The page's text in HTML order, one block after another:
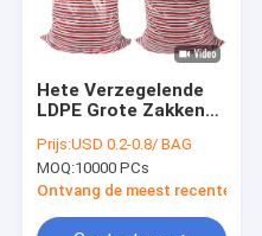
Hete Verzegelende
LDPE Grote Zakken
Kerstmisgift " X56“
Prijs:USD 0.2-0.8/ BAG
MOQ:10000 PCs
Ontvang de meest recente